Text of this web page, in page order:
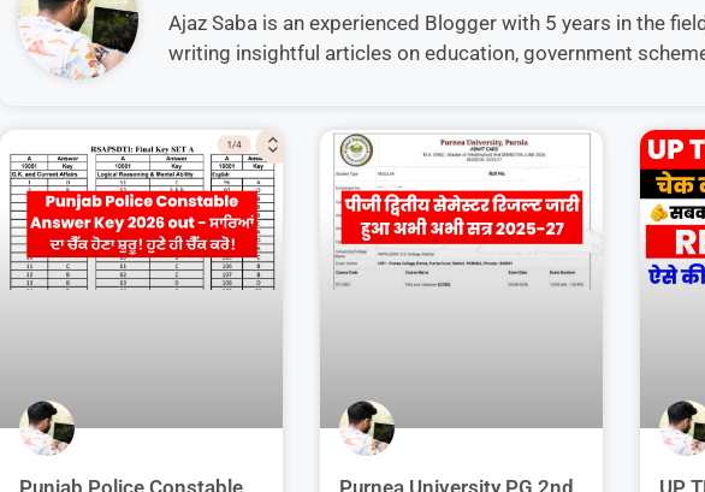
Ajaz Saba is an experienced Blogger with 5 years in the
writing insightful articles on education, government